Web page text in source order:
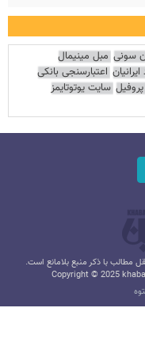
سونی مبل مینیمال
اعتبارسنجی بانکی
سایت یوتوتایمز
مطالب با ذکر منبع بلامانع است.
Copyright © 2025